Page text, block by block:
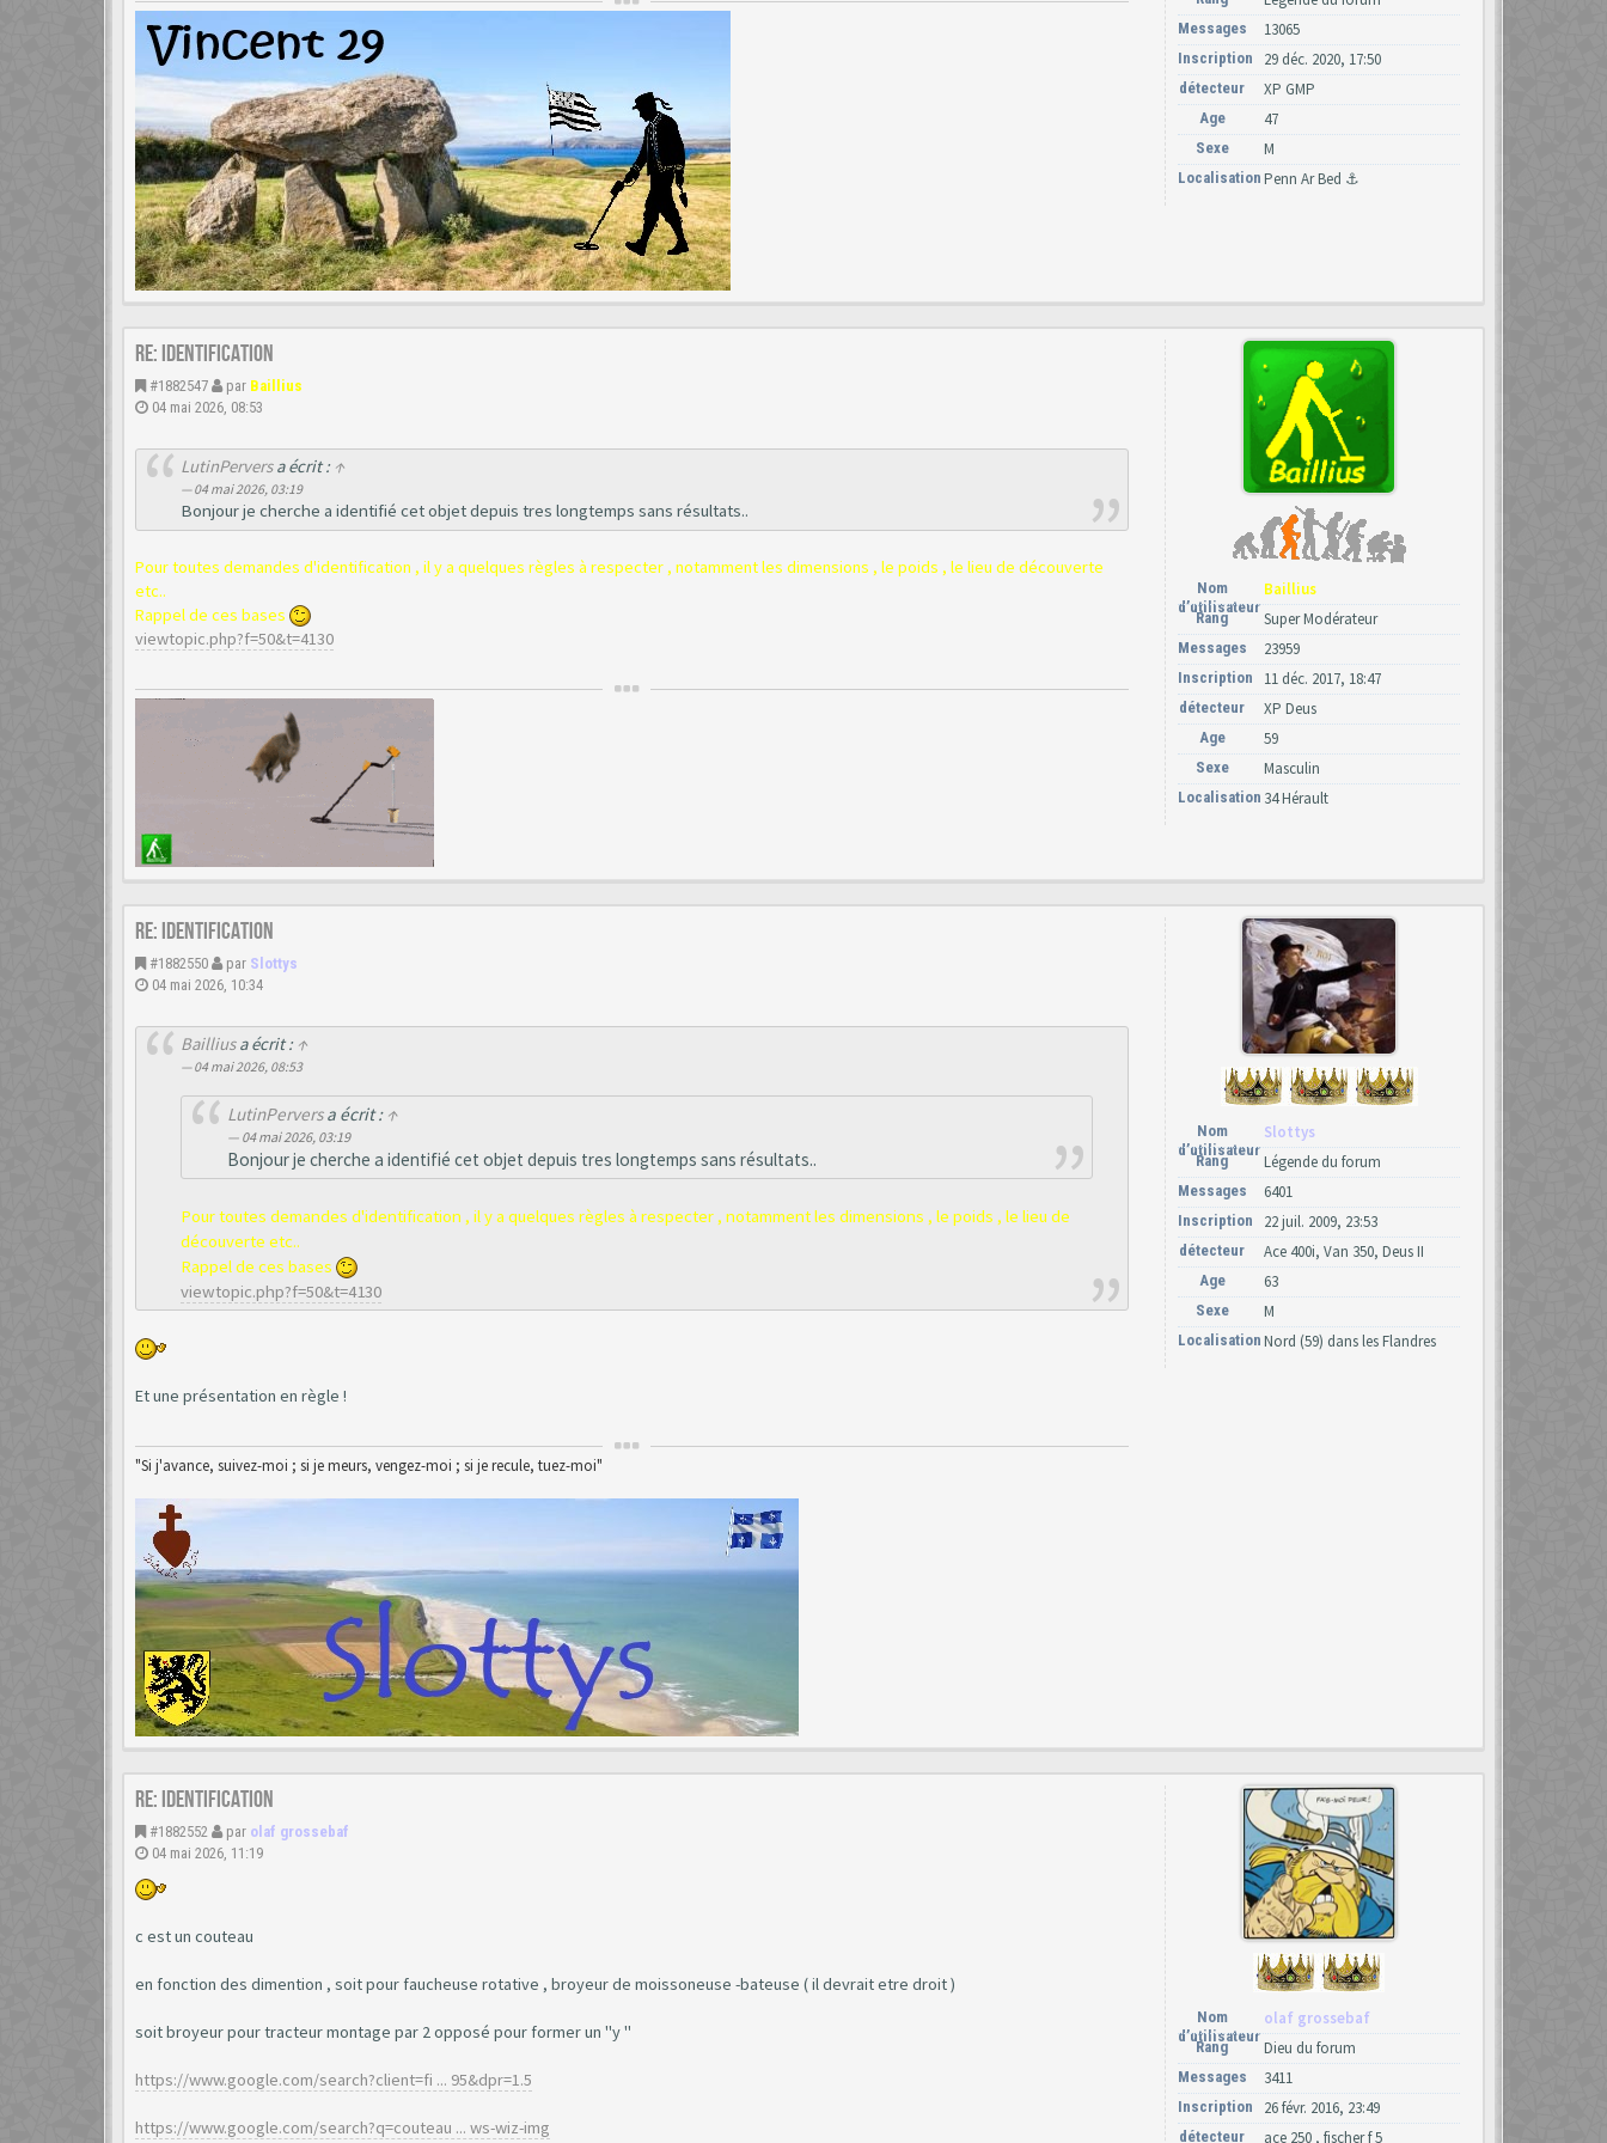
Messages 13065
Inscription 29 déc. 2020, 17:50
détecteur XP GMP
Age 47
Sexe M
Localisation Penn Ar Bed ⚓
Re: Identification
#1882547 par Baillius
04 mai 2026, 08:53
LutinPerversa écrit : ↑
04 mai 2026, 03:19
Bonjour je cherche a identifié cet objet depuis tres longtemps sans résultats..
Pour toutes demandes d'identification , il y a quelques règles à respecter , notamment les dimensions , le poids , le lieu de découverte
etc..
Rappel de ces bases
viewtopic.php?f=50&t=4130
Nom
d’utilisateur
Baillius
Rang Super Modérateur
Messages 23959
Inscription 11 déc. 2017, 18:47
détecteur XP Deus
Age 59
Sexe Masculin
Localisation 34 Hérault
Re: Identification
#1882550 par Slottys
04 mai 2026, 10:34
Bailliusa écrit : ↑
04 mai 2026, 08:53
LutinPerversa écrit : ↑
04 mai 2026, 03:19
Bonjour je cherche a identifié cet objet depuis tres longtemps sans résultats..
Pour toutes demandes d'identification , il y a quelques règles à respecter , notamment les dimensions , le poids , le lieu de
découverte etc..
Rappel de ces bases
viewtopic.php?f=50&t=4130
Et une présentation en règle !
"Si j'avance, suivez-moi ; si je meurs, vengez-moi ; si je recule, tuez-moi"
Nom
d’utilisateur
Slottys
Rang Légende du forum
Messages 6401
Inscription 22 juil. 2009, 23:53
détecteur Ace 400i, Van 350, Deus II
Age 63
Sexe M
Localisation Nord (59) dans les Flandres
Re: Identification
#1882552 par olaf grossebaf
04 mai 2026, 11:19
c est un couteau
en fonction des dimention , soit pour faucheuse rotative , broyeur de moissoneuse -bateuse ( il devrait etre droit )
soit broyeur pour tracteur montage par 2 opposé pour former un "y "
https://www.google.com/search?client=fi ... 95&dpr=1.5
https://www.google.com/search?q=couteau ... ws-wiz-img
Nom
d’utilisateur
olaf grossebaf
Rang Dieu du forum
Messages 3411
Inscription 26 févr. 2016, 23:49
détecteur ace 250 , fischer f 5